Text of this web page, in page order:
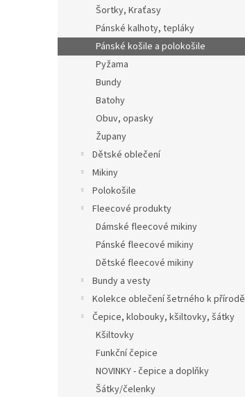
Šortky, Kraťasy
Pánské kalhoty, tepláky
Pánské košile a polokošile
Pyžama
Bundy
Batohy
Obuv, opasky
Župany
Dětské oblečení
Mikiny
Polokošile
Fleecové produkty
Dámské fleecové mikiny
Pánské fleecové mikiny
Dětské fleecové mikiny
Bundy a vesty
Kolekce oblečení šetrného k přírodě
Čepice, klobouky, kšiltovky, šátky
Kšiltovky
Funkční čepice
NOVINKY - čepice a doplňky
Šátky/čelenky